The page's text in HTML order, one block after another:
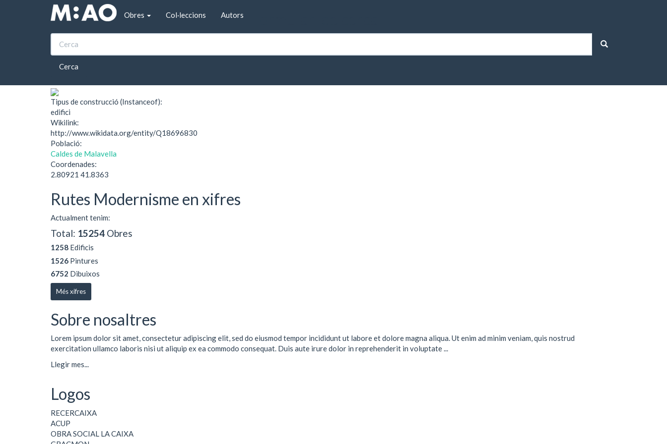
Vés al contingut
Obres
Col·leccions Autors
Cerca
Inici Sant Antoni, 11 (Caldes de Malavella)
Sant Antoni, 11 (Caldes de Malavella)
Tipus de construcció (Instanceof):
edifici
Wikilink:
http://www.wikidata.org/entity/Q18696830
Població:
Caldes de Malavella
Coordenades:
2.80921 41.8363
Rutes Modernisme en xifres
Actualment tenim:
Total: 15254 Obres
1258 Edificis
1526 Pintures
6752 Dibuixos
Més xifres
Sobre nosaltres
Lorem ipsum dolor sit amet, consectetur adipiscing elit, sed do eiusmod tempor incididunt ut labore et dolore magna aliqua. Ut enim ad minim veniam, quis nostrud
exercitation ullamco laboris nisi ut aliquip ex ea commodo consequat. Duis aute irure dolor in reprehenderit in voluptate ...
Llegir mes...
Logos
RECERCAIXA
ACUP
OBRA SOCIAL LA CAIXA